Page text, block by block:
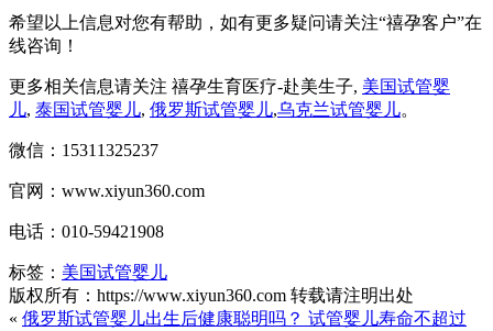
希望以上信息对您有帮助，如有更多疑问请关注“禧孕客户”在
线咨询！
更多相关信息请关注 禧孕生育医疗-赴美生子, 美国试管婴
儿, 泰国试管婴儿, 俄罗斯试管婴儿,乌克兰试管婴儿。
微信：15311325237
官网：www.xiyun360.com
电话：010-59421908
标签： 美国试管婴儿
版权所有：https://www.xiyun360.com 转载请注明出处
« 俄罗斯试管婴儿出生后健康聪明吗？ 试管婴儿寿命不超过